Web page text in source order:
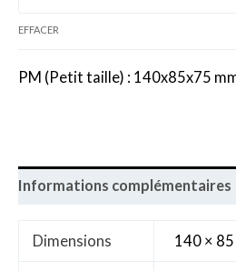
EFFACER
PM (Petit taille) : 140x85x75
Informations complémentaires
Dimensions 140 ×